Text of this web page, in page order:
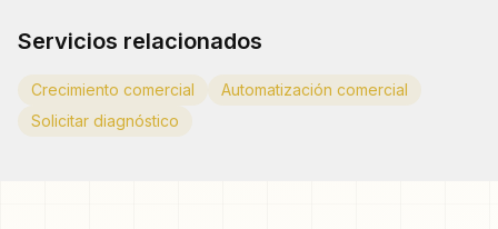
Servicios relacionados
Crecimiento comercial
Automatización comercial
Solicitar diagnóstico